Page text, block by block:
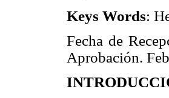
Keys Words:
Fecha de
Aprobación.